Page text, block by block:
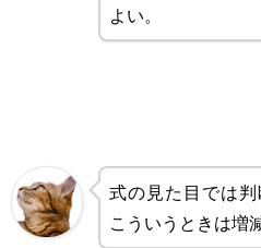
よい。
式の見た目では判
こういうときは増